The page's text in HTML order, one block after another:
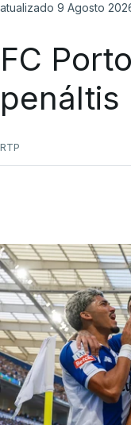
atualizado 9 Agosto
FC
penáltis
RTP